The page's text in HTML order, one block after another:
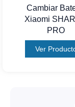
Cambiar
Xiaomi
PRO
Ver